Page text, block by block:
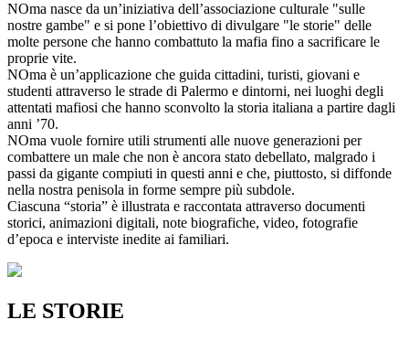
NOma nasce da un’iniziativa dell’associazione culturale "sulle
nostre gambe" e si pone l’obiettivo di divulgare "le storie" delle
molte persone che hanno combattuto la mafia fino a sacrificare le
proprie vite.
NOma è un’applicazione che guida cittadini, turisti, giovani e
studenti attraverso le strade di Palermo e dintorni, nei luoghi degli
attentati mafiosi che hanno sconvolto la storia italiana a partire dagli
anni ’70.
NOma vuole fornire utili strumenti alle nuove generazioni per
combattere un male che non è ancora stato debellato, malgrado i
passi da gigante compiuti in questi anni e che, piuttosto, si diffonde
nella nostra penisola in forme sempre più subdole.
Ciascuna “storia” è illustrata e raccontata attraverso documenti
storici, animazioni digitali, note biografiche, video, fotografie
d’epoca e interviste inedite ai familiari.
LE STORIE